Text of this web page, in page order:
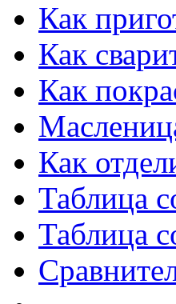
Как
Как
Как
Как
Таблица
Таблица